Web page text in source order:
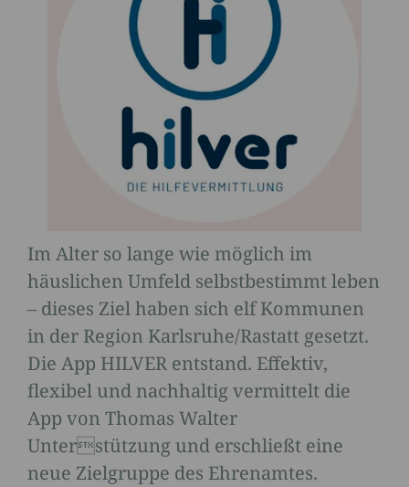
Im Alter so lange wie möglich im
häuslichen Umfeld selbstbestimmt leben
– dieses Ziel haben sich elf Kommunen
in der Region Karlsruhe/Rastatt gesetzt.
Die App HILVER entstand. Effektiv,
flexibel und nachhaltig vermittelt die
App von Thomas Walter
Unterstützung und erschließt eine
neue Zielgruppe des Ehrenamtes.